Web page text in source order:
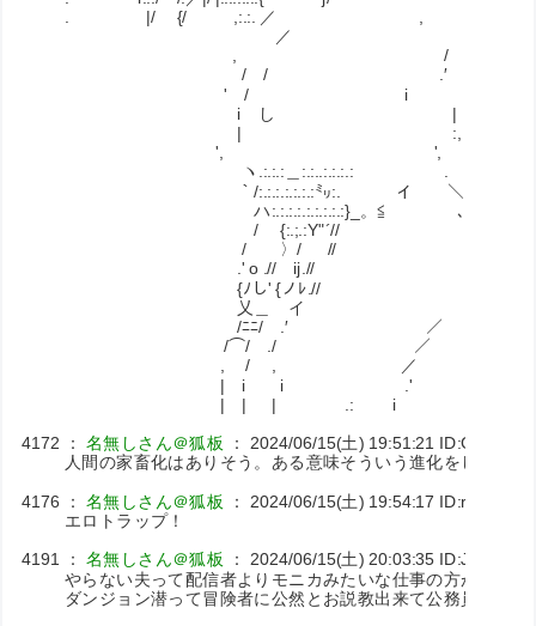
. |/ {/ ,:.:. ／ ,
／ ′ J
, /
/ / .′ ,:
' / i i
i し |
| :, u
', ',
ヽ.:.:.:＿
｀/:.:.:.:.:.:.:㍉:. イ ＼
ハ:.:.:.:.:.:.:.:.:}_。≦ ､ ヽ
/ {:.;.:Y"´// ＼. |
/ 〉/ // |
.' o .// ij.// |
{ﾉし' {ノﾚ.// .ｲ|
乂＿ イ ／ .|ノ
/ﾆﾆ/ .′ ／ .乂＿
/⌒/ ./ ／ |
, / , ／
| i i .' |
| | | .: i |
4172 ：名無しさん＠狐板 ： 2024/06/15(土) 19:51:21
人間の家畜化はありそう。ある意味そういう進化をしてきた
4176 ：名無しさん＠狐板 ： 2024/06/15(土) 19:54:17
エロトラップ！
4191 ：名無しさん＠狐板 ：2024/06/15(土) 20:03:35
ID:J1j9ICUr
やらない夫って配信者よりモニカみたいな仕事の方があって
ダンジョン潜って冒険者に公然とお説教出来て公務員だから